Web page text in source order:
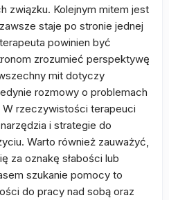
związku. Kolejnym mitem jest
staje po stronie jednej
powinien być
zrozumieć perspektywę
mit dotyczy
rozmowy o problemach
W rzeczywistości terapeuci
i strategie do
Warto również zauważyć,
za oznakę słabości lub
szukanie pomocy to
do pracy nad sobą oraz